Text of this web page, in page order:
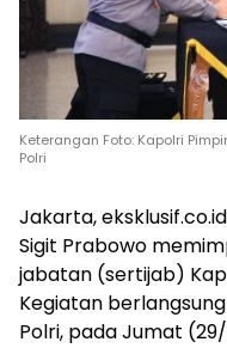
Keterangan Foto: Kapolri
Polri
Jakarta,
Sigit Prabowo
jabatan (sertijab)
Kegiatan
Polri, pada Jumat